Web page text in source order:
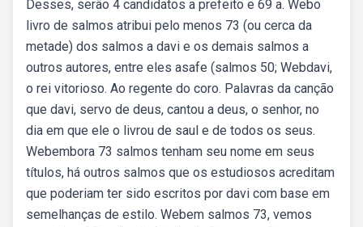
Desses, serão 4 candidatos a prefeito e 69 a. Webo
livro de salmos atribui pelo menos 73 (ou cerca da
metade) dos salmos a davi e os demais salmos a
outros autores, entre eles asafe (salmos 50; Webdavi,
o rei vitorioso. Ao regente do coro. Palavras da canção
que davi, servo de deus, cantou a deus, o senhor, no
dia em que ele o livrou de saul e de todos os seus.
Webembora 73 salmos tenham seu nome em seus
títulos, há outros salmos que os estudiosos acreditam
que poderiam ter sido escritos por davi com base em
semelhanças de estilo. Webem salmos 73, vemos